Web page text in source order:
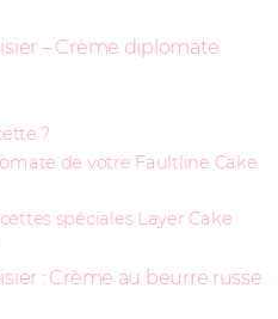
– Crème diplomate
?
de votre Faultline Cake
spéciales Layer Cake
: Crème au beurre russe